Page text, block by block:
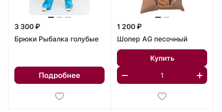
3 300 ₽
Брюки Рыбалка голубые
Подробнее
1 200 ₽
Шопер AG песочный
Купить